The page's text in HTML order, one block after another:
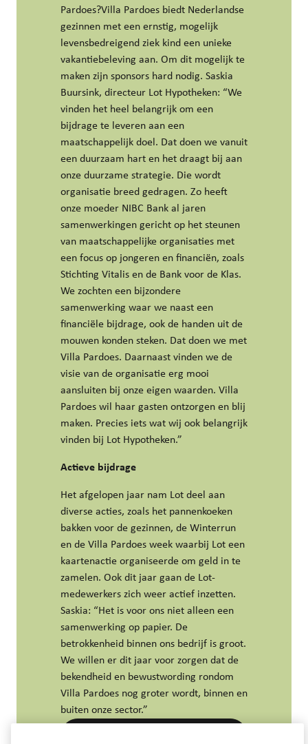
Pardoes?Villa Pardoes biedt Nederlandse
gezinnen met een ernstig, mogelijk
levensbedreigend ziek kind een unieke
vakantiebeleving aan. Om dit mogelijk te
maken zijn sponsors hard nodig. Saskia
Buursink, directeur Lot Hypotheken: “We
vinden het heel belangrijk om een
bijdrage te leveren aan een
maatschappelijk doel. Dat doen we vanuit
een duurzaam hart en het draagt bij aan
onze duurzame strategie. Die wordt
organisatie breed gedragen. Zo heeft
onze moeder NIBC Bank al jaren
samenwerkingen gericht op het steunen
van maatschappelijke organisaties met
een focus op jongeren en financiën, zoals
Stichting Vitalis en de Bank voor de Klas.
We zochten een bijzondere
samenwerking waar we naast een
financiële bijdrage, ook de handen uit de
mouwen konden steken. Dat doen we met
Villa Pardoes. Daarnaast vinden we de
visie van de organisatie erg mooi
aansluiten bij onze eigen waarden. Villa
Pardoes wil haar gasten ontzorgen en blij
maken. Precies iets wat wij ook belangrijk
vinden bij Lot Hypotheken.”
Actieve bijdrage
Het afgelopen jaar nam Lot deel aan
diverse acties, zoals het pannenkoeken
bakken voor de gezinnen, de Winterrun
en de Villa Pardoes week waarbij Lot een
kaartenactie organiseerde om geld in te
zamelen. Ook dit jaar gaan de Lot-
medewerkers zich weer actief inzetten.
Saskia: “Het is voor ons niet alleen een
samenwerking op papier. De
betrokkenheid binnen ons bedrijf is groot.
We willen er dit jaar voor zorgen dat de
bekendheid en bewustwording rondom
Villa Pardoes nog groter wordt, binnen en
buiten onze sector.”